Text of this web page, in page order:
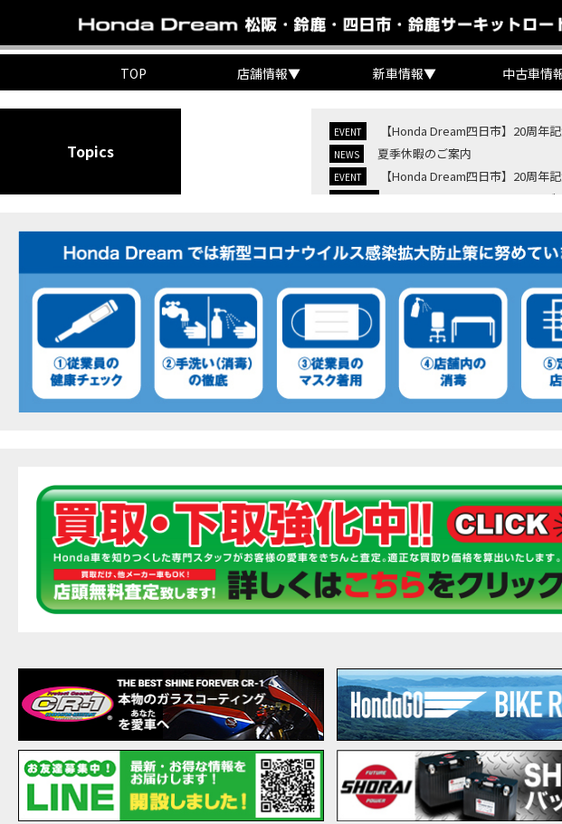
TOP 店舗情報▼ 新車情報▼ 中古車情
Topics
EVENT 【Honda Dream四日市】20周
NEWS 夏季休暇のご案内
EVENT 【Honda Dream四日市】20周年
CB400 SUPER FORE E-Clutchご
MOVIE 【Hondaバイク】【タイヤ交換】
7/4・5 鈴鹿８時間耐久ロードレ
EVENT KOOD クロモリアクスルシャフト
MOVIE 【三重→香川】このバイク、なん
EVENT “コカ・コーラ”鈴鹿８時間耐久
MOVIE 【ホンダ バイク】バイクを長持
MOVIE 【ホンダ バイク】CRF1100L
MOVIE 【ホンダ バイク】DCTが搭載し
MOVIE 【ホンダ バイク】「ボカロ文化」を知ろう
EVENT ［三重県下最大級のバイクイベン
EVENT ［三重県下最大級のバイクイベン
CAMPAIGN 免許取得サポートキャンペーン
EVENT ［三重県下最大級のバイクイベン
MOVIE 【ホンダ バイク】【バイク女子
MOVIE 【ホンダ バイク】CB1000F 4台
MOVIE 【ホンダ バイク】【GB350C S】
MOVIE 【ホンダドリーム新春初売り特別
MOVIE こんなことある？！CB1000Fでツ
【新車】CB1000Fで11時間ツーリ
MOVIE 【事故寸前】200kmレッカー、
NEW BIKENEWS Dio Lite 新基準原付 販売中